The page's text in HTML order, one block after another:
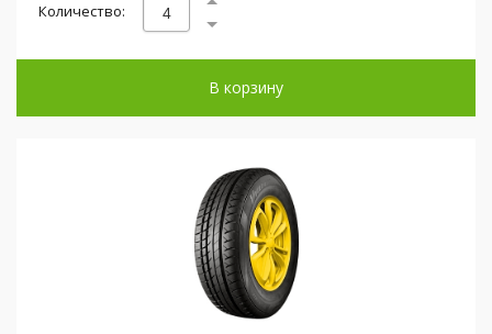
Количество:
В корзину